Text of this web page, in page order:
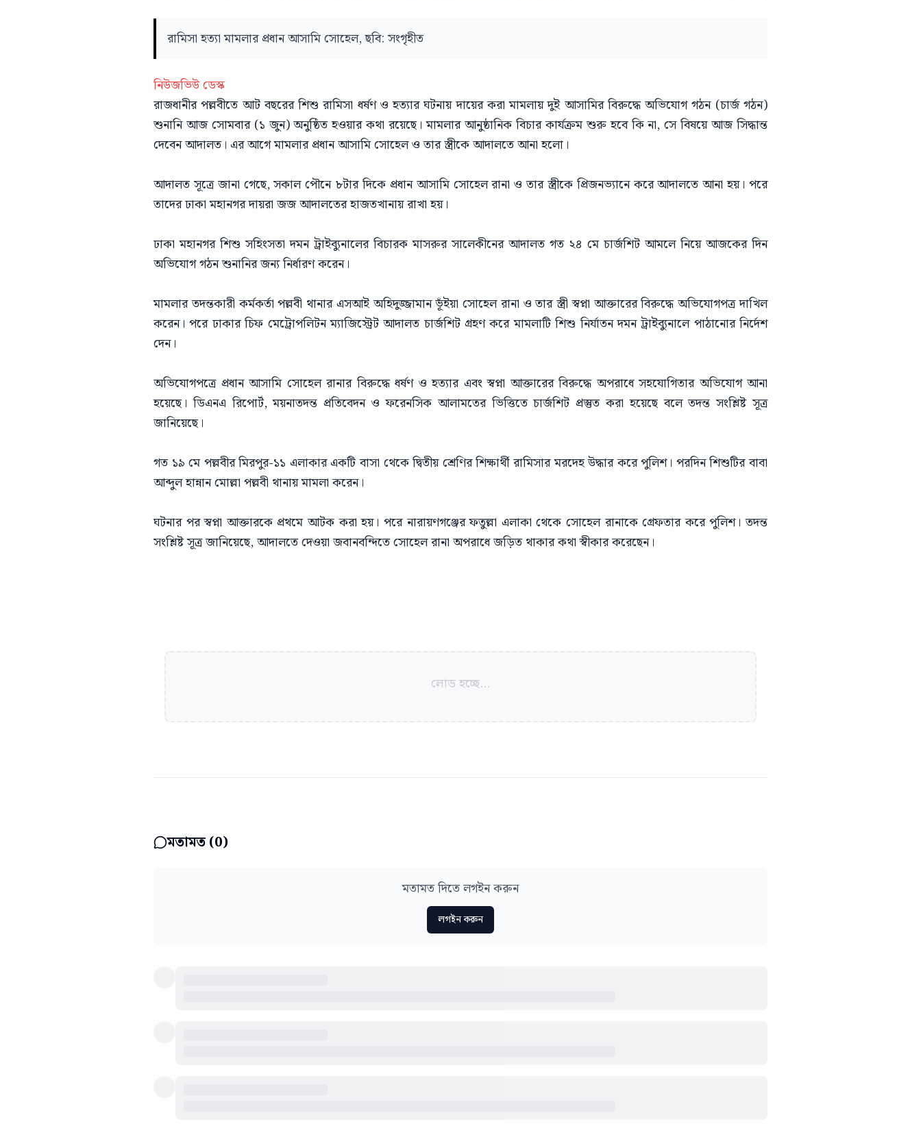
রামিসা হত্যা মামলার প্রধান আসামি সোহেল, ছবি: সংগৃহীত
নিউজভিউ ডেস্ক
রাজধানীর পল্লবীতে আট বছরের শিশু রামিসা ধর্ষণ ও হত্যার ঘটনায় দায়ের করা মামলায় দুই আসামির বিরুদ্ধে অভিযোগ গঠন (চার্জ গঠন)
শুনানি আজ সোমবার (১ জুন) অনুষ্ঠিত হওয়ার কথা রয়েছে। মামলার আনুষ্ঠানিক বিচার কার্যক্রম শুরু হবে কি না, সে বিষয়ে আজ সিদ্ধান্ত
দেবেন আদালত। এর আগে মামলার প্রধান আসামি সোহেল ও তার স্ত্রীকে আদালতে আনা হলো।
আদালত সূত্রে জানা গেছে, সকাল পৌনে ৮টার দিকে প্রধান আসামি সোহেল রানা ও তার স্ত্রীকে প্রিজনভ্যানে করে আদালতে আনা হয়। পরে
তাদের ঢাকা মহানগর দায়রা জজ আদালতের হাজতখানায় রাখা হয়।
ঢাকা মহানগর শিশু সহিংসতা দমন ট্রাইব্যুনালের বিচারক মাসরুর সালেকীনের আদালত গত ২৪ মে চার্জশিট আমলে নিয়ে আজকের দিন
অভিযোগ গঠন শুনানির জন্য নির্ধারণ করেন।
মামলার তদন্তকারী কর্মকর্তা পল্লবী থানার এসআই অহিদুজ্জামান ভূঁইয়া সোহেল রানা ও তার স্ত্রী স্বপ্না আক্তারের বিরুদ্ধে অভিযোগপত্র দাখিল
করেন। পরে ঢাকার চিফ মেট্রোপলিটন ম্যাজিস্ট্রেট আদালত চার্জশিট গ্রহণ করে মামলাটি শিশু নির্যাতন দমন ট্রাইব্যুনালে পাঠানোর নির্দেশ
দেন।
অভিযোগপত্রে প্রধান আসামি সোহেল রানার বিরুদ্ধে ধর্ষণ ও হত্যার এবং স্বপ্না আক্তারের বিরুদ্ধে অপরাধে সহযোগিতার অভিযোগ আনা
হয়েছে। ডিএনএ রিপোর্ট, ময়নাতদন্ত প্রতিবেদন ও ফরেনসিক আলামতের ভিত্তিতে চার্জশিট প্রস্তুত করা হয়েছে বলে তদন্ত সংশ্লিষ্ট সূত্র
জানিয়েছে।
গত ১৯ মে পল্লবীর মিরপুর-১১ এলাকার একটি বাসা থেকে দ্বিতীয় শ্রেণির শিক্ষার্থী রামিসার মরদেহ উদ্ধার করে পুলিশ। পরদিন শিশুটির বাবা
আব্দুল হান্নান মোল্লা পল্লবী থানায় মামলা করেন।
ঘটনার পর স্বপ্না আক্তারকে প্রথমে আটক করা হয়। পরে নারায়ণগঞ্জের ফতুল্লা এলাকা থেকে সোহেল রানাকে গ্রেফতার করে পুলিশ। তদন্ত
সংশ্লিষ্ট সূত্র জানিয়েছে, আদালতে দেওয়া জবানবন্দিতে সোহেল রানা অপরাধে জড়িত থাকার কথা স্বীকার করেছেন।
লোড হচ্ছে...
মতামত (0)
মতামত দিতে লগইন করুন
লগইন করুন